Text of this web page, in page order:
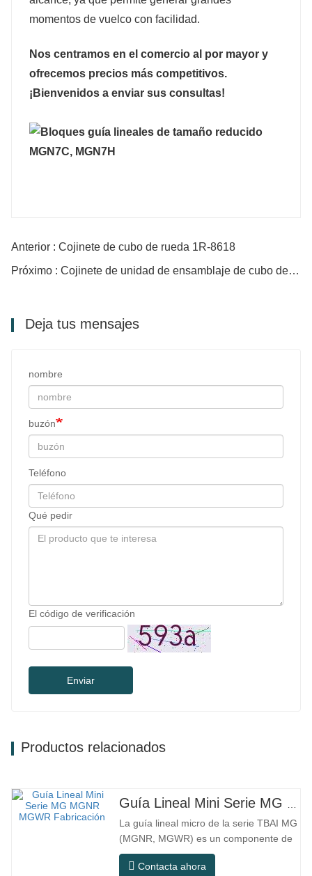
momentos de vuelco con facilidad.
Nos centramos en el comercio al por mayor y
ofrecemos precios más competitivos.
¡Bienvenidos a enviar sus consultas!
Anterior : Cojinete de cubo de rueda 1R-8618
Próximo : Cojinete de unidad de ensamblaje de cubo de rueda 1603211
Deja tus mensajes
nombre
buzón
Teléfono
Qué pedir
El código de verificación
Enviar
Productos relacionados
La guía lineal micro de la serie TBAI MG
(MGNR, MGWR) es un componente de
movimiento lineal de alto rendimiento
diseñado específicamente para equipos
Contacta ahora